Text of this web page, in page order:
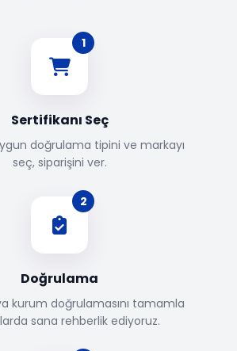
1
Sertifikanı Seç
doğrulama tipini ve markayı
seç, siparişini ver.
2
Doğrulama
kurum doğrulamasını tamamla
sana rehberlik ediyoruz.